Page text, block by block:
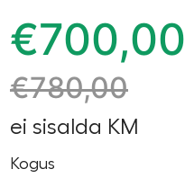
€700,00
€780,00
ei sisalda KM
Kogus